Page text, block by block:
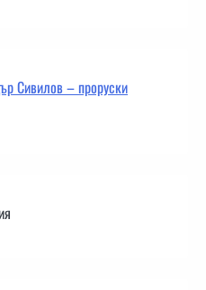
Сивилов – проруски